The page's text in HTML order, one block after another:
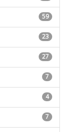
59
23
27
7
4
7